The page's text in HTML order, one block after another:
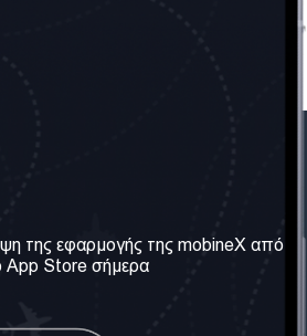
Όροι & Προϋποθέσεις
Πολιτική Απορρήτου
της εφαρμογής της mobineX από
App Store σήμερα